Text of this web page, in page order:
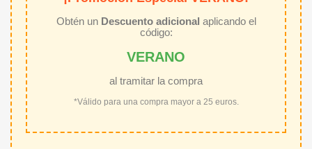
Obtén un Descuento adicional aplicando el
código:
VERANO
al tramitar la compra
*Válido para una compra mayor a 25 euros.